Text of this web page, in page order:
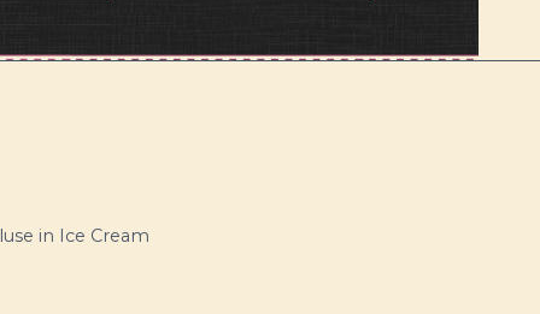
in Ice Cream